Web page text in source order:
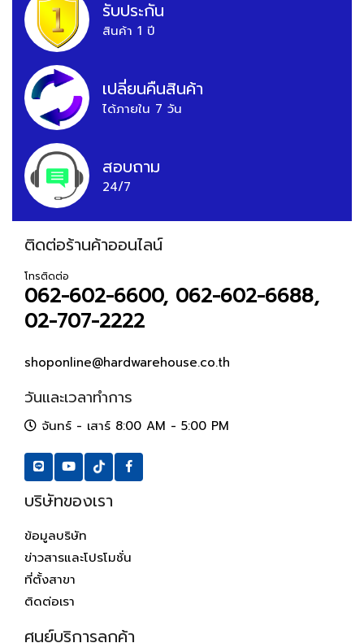
รับประกัน
สินค้า 1 ปี
เปลี่ยนคืนสินค้า
ได้ภายใน 7 วัน
สอบถาม
24/7
ติดต่อร้านค้าออนไลน์
โทรติดต่อ
062-602-6600, 062-602-6688,
02-707-2222
shoponline@hardwarehouse.co.th
วันและเวลาทำการ
จันทร์ - เสาร์ 8:00 AM - 5:00 PM
บริษัทของเรา
ข้อมูลบริษัท
ข่าวสารและโปรโมชั่น
ที่ตั้งสาขา
ติดต่อเรา
ศูนย์บริการลูกค้า